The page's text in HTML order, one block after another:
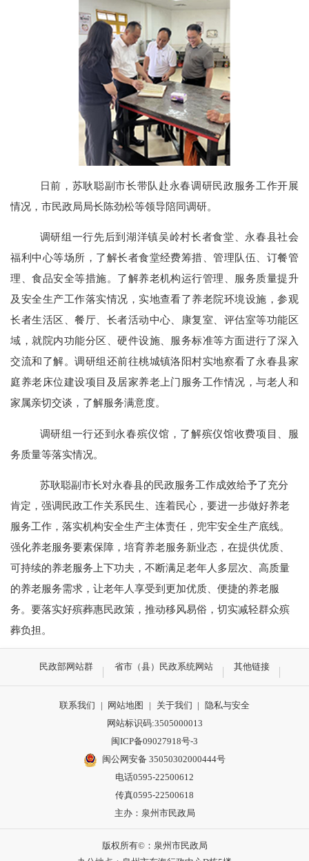
日前，苏耿聪副市长带队赴永春调研民政服务工作开展
情况，市民政局局长陈劲松等领导陪同调研。
调研组一行先后到湖洋镇吴岭村长者食堂、永春县社会
福利中心等场所，了解长者食堂经费筹措、管理队伍、订餐管
理、食品安全等措施。了解养老机构运行管理、服务质量提升
及安全生产工作落实情况，实地查看了养老院环境设施，参观
长者生活区、餐厅、长者活动中心、康复室、评估室等功能区
域，就院内功能分区、硬件设施、服务标准等方面进行了深入
交流和了解。调研组还前往桃城镇洛阳村实地察看了永春县家
庭养老床位建设项目及居家养老上门服务工作情况，与老人和
家属亲切交谈，了解服务满意度。
调研组一行还到永春殡仪馆，了解殡仪馆收费项目、服
务质量等落实情况。
苏耿聪副市长对永春县的民政服务工作成效给予了充分
肯定，强调民政工作关系民生、连着民心，要进一步做好养老
服务工作，落实机构安全生产主体责任，兜牢安全生产底线。
强化养老服务要素保障，培育养老服务新业态，在提供优质、
可持续的养老服务上下功夫，不断满足老年人多层次、高质量
的养老服务需求，让老年人享受到更加优质、便捷的养老服
务。要落实好殡葬惠民政策，推动移风易俗，切实减轻群众殡
葬负担。
民政部网站群 省市（县）民政系统网站 其他链接
联系我们 | 网站地图 | 关于我们 | 隐私与安全
网站标识码:3505000013
闽ICP备09027918号-3
闽公网安备 35050302000444号
电话0595-22500612
传真0595-22500618
主办：泉州市民政局
版权所有©：泉州市民政局